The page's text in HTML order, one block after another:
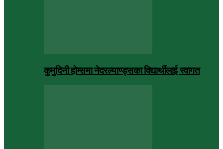
कुमुदिनी होम्समा नेदरल्याण्ड्सका विद्यार्थीलाई स्वागत